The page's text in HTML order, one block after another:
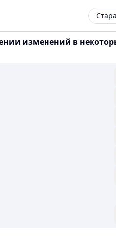
изменений в